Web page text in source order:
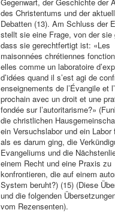
des Christentums und der
Debatten (13). Am Schluss der
stellt sie eine Frage, von der sie
dass sie gerechtfertigt ist: «Les
maisonnées chrétiennes
elles comme un laboratoire
d’idées quand il s’est agi de
enseignements de l’Évangile et
prochain avec un droit et une
fondée sur l’autoritarisme?»
die christlichen
ein Versuchslabor und ein Labor
als es darum ging, die
Evangeliums und die
einem Recht und eine Praxis zu
konfrontieren, die auf einem
System beruht?) (15) (Diese
und die folgenden
vom Rezensenten).